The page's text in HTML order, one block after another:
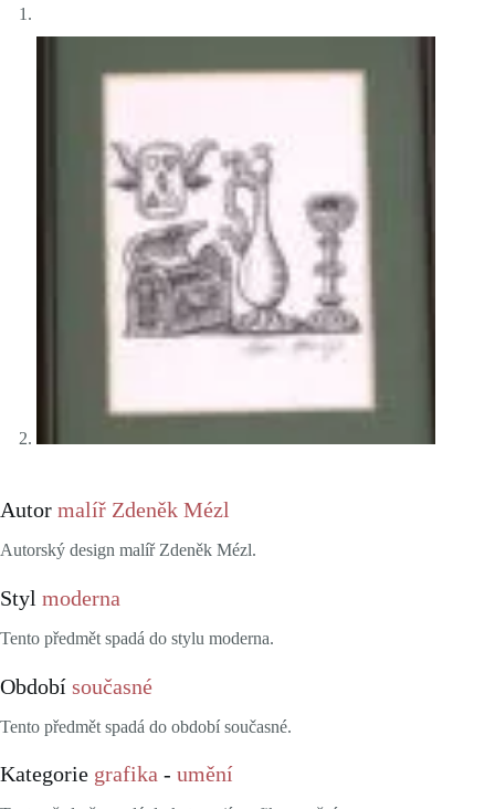
Autor malíř Zdeněk Mézl
Autorský design malíř Zdeněk Mézl.
Styl moderna
Tento předmět spadá do stylu moderna.
Období současné
Tento předmět spadá do období současné.
Kategorie grafika - umění